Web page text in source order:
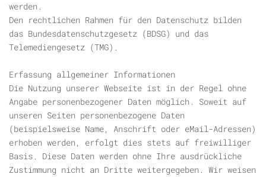
werden.
Den rechtlichen Rahmen für den Datenschutz bilden
das Bundesdatenschutzgesetz (BDSG) und das
Telemediengesetz (TMG).
Erfassung allgemeiner Informationen
Die Nutzung unserer Webseite ist in der Regel ohne
Angabe personenbezogener Daten möglich. Soweit auf
unseren Seiten personenbezogene Daten
(beispielsweise Name, Anschrift oder eMail-Adressen)
erhoben werden, erfolgt dies stets auf freiwilliger
Basis. Diese Daten werden ohne Ihre ausdrückliche
Zustimmung nicht an Dritte weitergegeben. Wir weisen